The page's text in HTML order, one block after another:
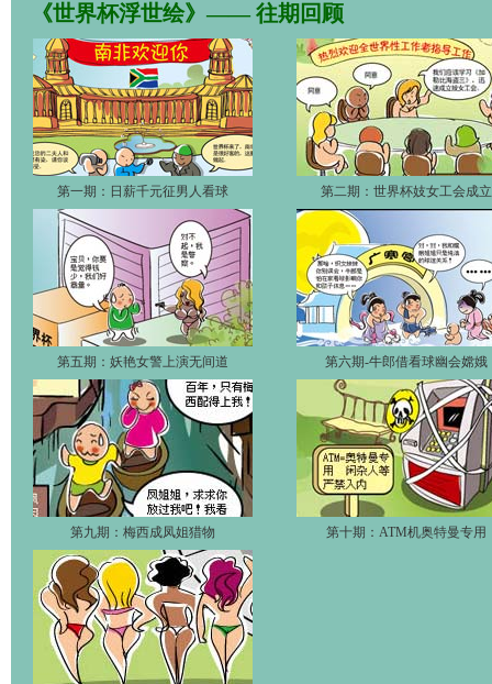
《世界杯浮世绘》—— 往期回顾
第一期：日薪千元征男人看球 第二期：世界杯妓女工会成立
第五期：妖艳女警上演无间道 第六期-牛郎借看球幽会嫦娥
第九期：梅西成凤姐猎物 第十期：ATM机奥特曼专用